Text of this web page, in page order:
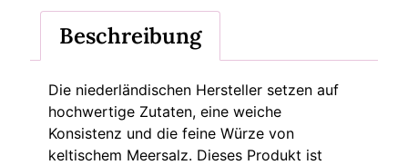
Beschreibung
Die niederländischen Hersteller setzen auf
hochwertige Zutaten, eine weiche
Konsistenz und die feine Würze von
keltischem Meersalz. Dieses Produkt ist